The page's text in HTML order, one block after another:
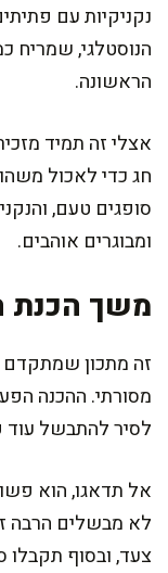
נקניקיות עם
הנוסטלגי,
הראשונה.
אצלי זה תמיד
חג כדי לאכול
סופגים טעם,
ומבוגרים אוהבים.
משך הכנת
זה מתכון שמתקדם
לסיר להתבשל עוד
אל תדאגו, הוא
לא מבשלים הרבה
צעד, ובסוף תקבלו